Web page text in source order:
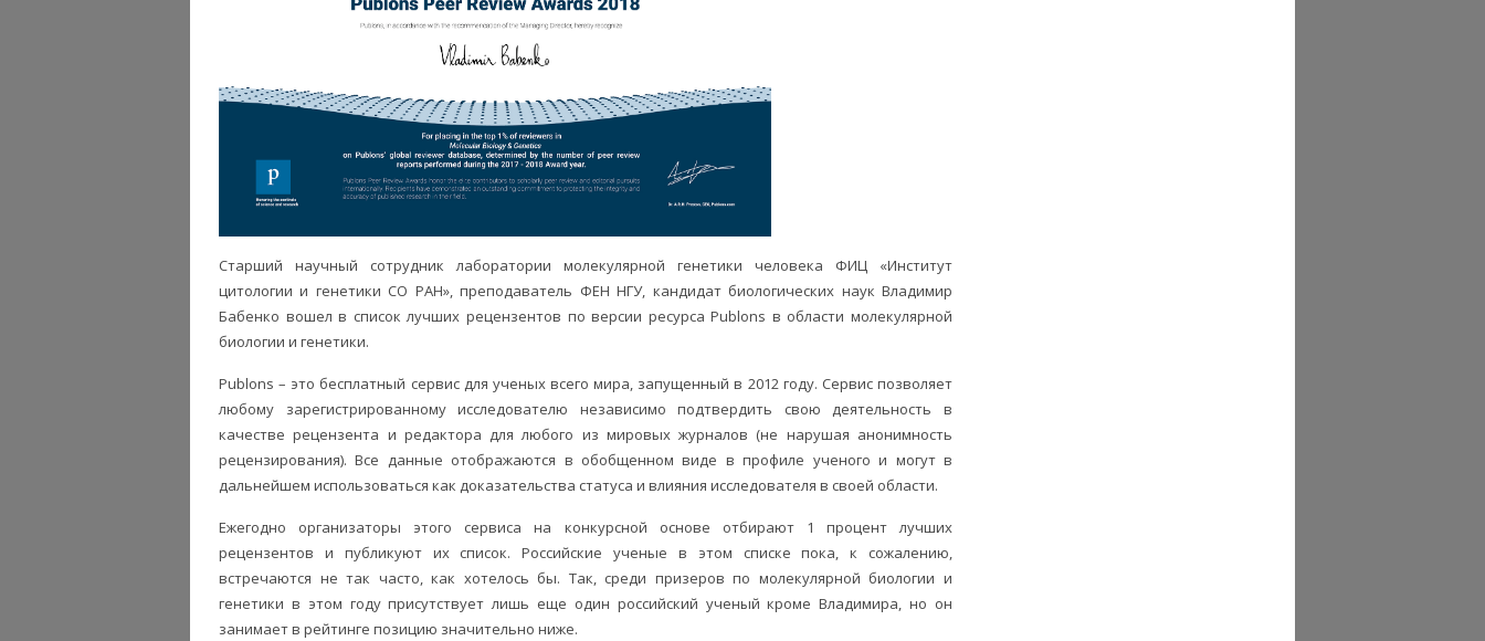
Старший научный сотрудник лаборатории молекулярной генетики человека ФИЦ «Институт
цитологии и генетики СО РАН», преподаватель ФЕН НГУ, кандидат биологических наук Владимир
Бабенко вошел в список лучших рецензентов по версии ресурса Publons в области молекулярной
биологии и генетики.
Publons – это бесплатный сервис для ученых всего мира, запущенный в 2012 году. Сервис позволяет
любому зарегистрированному исследователю независимо подтвердить свою деятельность в
качестве рецензента и редактора для любого из мировых журналов (не нарушая анонимность
рецензирования). Все данные отображаются в обобщенном виде в профиле ученого и могут в
дальнейшем использоваться как доказательства статуса и влияния исследователя в своей области.
Ежегодно организаторы этого сервиса на конкурсной основе отбирают 1 процент лучших
рецензентов и публикуют их список. Российские ученые в этом списке пока, к сожалению,
встречаются не так часто, как хотелось бы. Так, среди призеров по молекулярной биологии и
генетики в этом году присутствует лишь еще один российский ученый кроме Владимира, но он
занимает в рейтинге позицию значительно ниже.